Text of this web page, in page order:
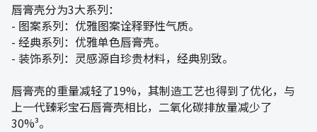
唇膏壳分为3大系列：
- 图案系列：优雅图案诠释野性气质。
- 经典系列：优雅单色唇膏壳。
- 装饰系列：灵感源自珍贵材料，经典别致。
唇膏壳的重量减轻了19%，其制造工艺也得到了优化，与
上一代臻彩宝石唇膏壳相比，二氧化碳排放量减少了
30%³。